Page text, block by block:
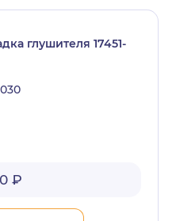
глушителя 17451-
₽